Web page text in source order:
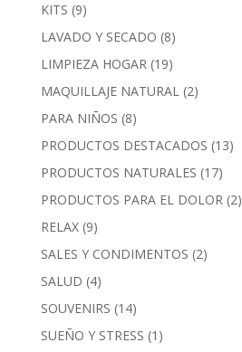
KITS (9)
LAVADO Y SECADO (8)
LIMPIEZA HOGAR (19)
MAQUILLAJE NATURAL (2)
PARA NIÑOS (8)
PRODUCTOS DESTACADOS (13)
PRODUCTOS NATURALES (17)
PRODUCTOS PARA EL DOLOR (2)
RELAX (9)
SALES Y CONDIMENTOS (2)
SALUD (4)
SOUVENIRS (14)
SUEÑO Y STRESS (1)